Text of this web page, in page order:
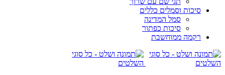
סיכות וסמלים כללים
סמל המדינה
סיכות כפתור
רקמה ממוחשבת